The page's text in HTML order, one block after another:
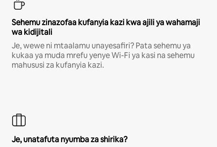
Sehemu zinazofaa kufanyia kazi kwa ajili ya wahamaji
wa kidijitali
Je, wewe ni mtaalamu unayesafiri? Pata sehemu ya
kukaa ya muda mrefu yenye Wi-Fi ya kasi na sehemu
mahususi za kufanyia kazi.
Je, unatafuta nyumba za shirika?